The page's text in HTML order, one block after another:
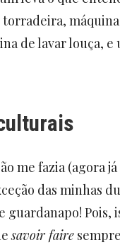
de lavar louça,
me fazia (agora
das minhas
guardanapo! Pois,
savoir faire